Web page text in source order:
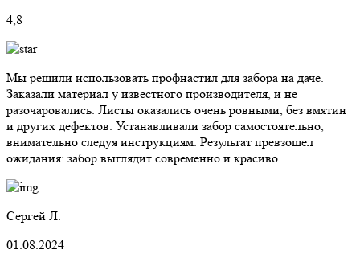
4,8
Мы решили использовать профнастил для забора на даче.
Заказали материал у известного производителя, и не
разочаровались. Листы оказались очень ровными, без вмятин
и других дефектов. Устанавливали забор самостоятельно,
внимательно следуя инструкциям. Результат превзошел
ожидания: забор выглядит современно и красиво.
Сергей Л.
01.08.2024